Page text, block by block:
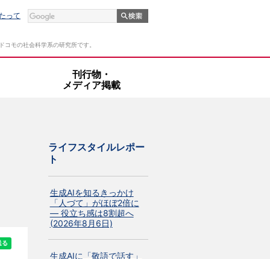
って
モの社会科学系の研究所です。
刊行物・
メディア掲載
ライフスタイルレポー
ト
生成AIを知るきっかけ
「人づて」がほぼ2倍に
― 役立ち感は8割超へ
(2026年8月6日)
生成AIに「敬語で話す」